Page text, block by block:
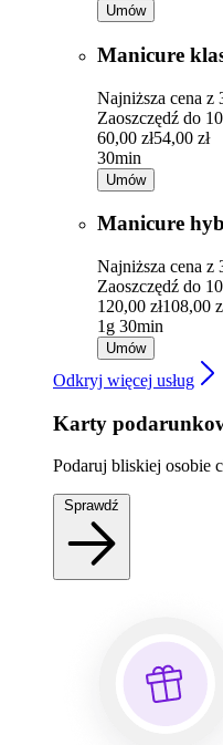
Umów
Manicure
Najniższa cena z
Zaoszczędź do
60,00 zł54,00 zł
30min
Umów
Manicure
Najniższa cena z
Zaoszczędź do
120,00 zł108,00
1g 30min
Umów
Odkryj więcej usług
Karty
Podaruj bliskiej osobie